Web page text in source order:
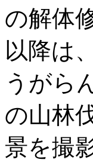
の解体
以降は
うがら
の山林
景を撮